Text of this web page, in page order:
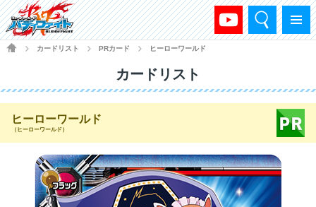
メニュー
検索
HOME
カードリスト PRカード ヒーローワールド
カードリスト
ヒーローワールド
（ヒーローワールド）